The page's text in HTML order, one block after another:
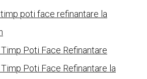
poti face refinantare la
Timp Poti Face Refinantare
Timp Poti Face Refinantare la